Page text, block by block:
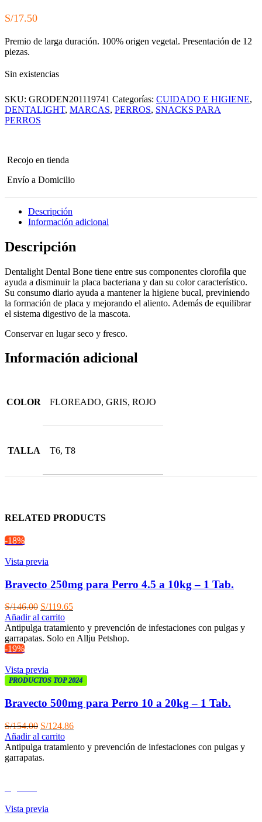
S/17.50
Premio de larga duración. 100% origen vegetal. Presentación de 12
piezas.
Sin existencias
SKU: GRODEN201119741 Categorías: CUIDADO E HIGIENE,
DENTALIGHT, MARCAS, PERROS, SNACKS PARA
PERROS
Recojo en tienda
Envío a Domicilio
Descripción
Información adicional
Descripción
Dentalight Dental Bone tiene entre sus componentes clorofila que
ayuda a disminuir la placa bacteriana y dan su color característico.
Su consumo diario ayuda a mantener la higiene bucal, previniendo
la formación de placa y mejorando el aliento. Además de equilibrar
el sistema digestivo de la mascota.
Conservar en lugar seco y fresco.
Información adicional
COLOR FLOREADO, GRIS, ROJO
TALLA T6, T8
RELATED PRODUCTS
-18%
Vista previa
Bravecto 250mg para Perro 4.5 a 10kg – 1 Tab.
S/146.00 El
precio
original
era:
S/119.65El
actual
es:
Añadir al carrito
Antipulga tratamiento y prevención de infestaciones con pulgas y
garrapatas. Solo en Allju Petshop.
-19%
Vista previa
PRODUCTOS TOP 2024
Bravecto 500mg para Perro 10 a 20kg – 1 Tab.
S/154.00 El
precio
original
era:
S/124.86El
actual
Añadir al carrito
Antipulga tratamiento y prevención de infestaciones con pulgas y
garrapatas.
Vista previa